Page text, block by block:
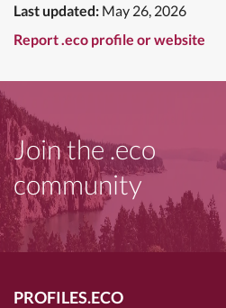
Last updated: May 26, 2026
Report .eco profile or website
Join the .eco
community
PROFILES.ECO